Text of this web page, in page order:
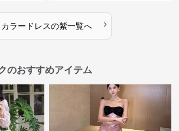
カラードレスの紫一覧へ ›